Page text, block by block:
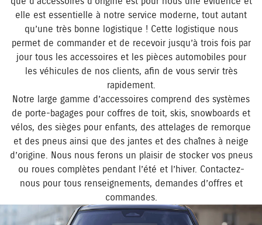
elle est essentielle à notre service moderne, tout autant
qu’une très bonne logistique ! Cette logistique nous
permet de commander et de recevoir jusqu’à trois fois par
jour tous les accessoires et les pièces automobiles pour
les véhicules de nos clients, afin de vous servir très
rapidement.
Notre large gamme d’accessoires comprend des systèmes
de porte-bagages pour coffres de toit, skis, snowboards et
vélos, des sièges pour enfants, des attelages de remorque
et des pneus ainsi que des jantes et des chaînes à neige
d’origine. Nous nous ferons un plaisir de stocker vos pneus
ou roues complètes pendant l’été et l’hiver. Contactez-
nous pour tous renseignements, demandes d’offres et
commandes.